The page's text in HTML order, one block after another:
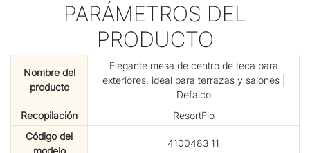
PARÁMETROS DEL
PRODUCTO
Nombre del
producto
Elegante mesa de centro de teca para
exteriores, ideal para terrazas y salones |
Defaico
Recopilación
ResortFlo
Código del
4100483_11